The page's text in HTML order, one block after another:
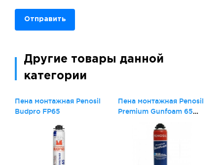
Отправить
Другие товары данной
категории
Пена монтажная Penosil
Budpro FP65
Пена монтажная Penosil
Premium Gunfoam 65